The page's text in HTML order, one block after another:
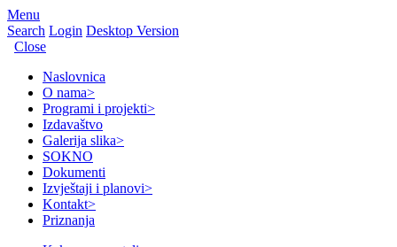
Menu
Search Login Desktop Version
Close
Naslovnica
O nama>
Programi i projekti>
Izdavaštvo
Galerija slika>
SOKNO
Dokumenti
Izvještaji i planovi>
Kontakt>
Priznanja